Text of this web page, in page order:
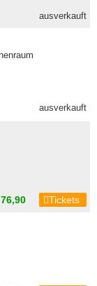
ausverkauft
ausverkauft
Tickets